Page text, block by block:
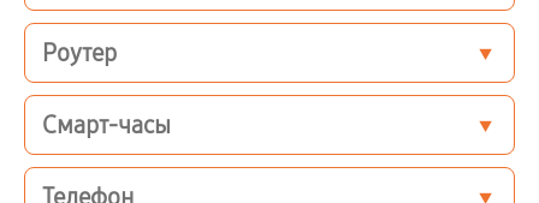
Роутер
Смарт-часы
Телефон